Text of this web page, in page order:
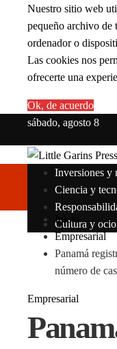
Nuestro sitio web
pequeño archivo de
ordenador o
Las cookies nos
ofrecerte una
Ok, de acuerdo
sábado, agosto 8
Inversiones y
Ciencia y
Cultura y ocio
Inicio
Empresarial
Panamá
número de
Empresarial